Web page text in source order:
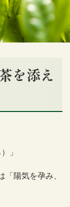
を添え
」
陽気を孕み、